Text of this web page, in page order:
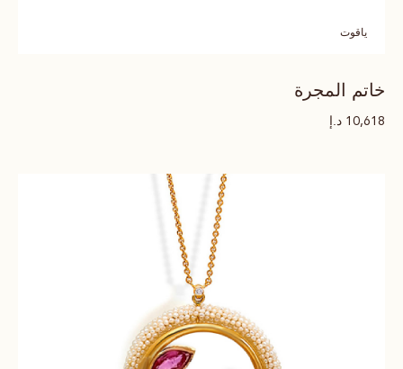
ياقوت
خاتم المجرة
10,618 د.إ